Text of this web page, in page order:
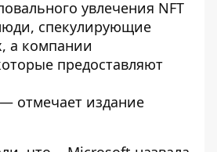
увлечения NFT
спекулирующие
а компании
предоставляют
— отмечает издание